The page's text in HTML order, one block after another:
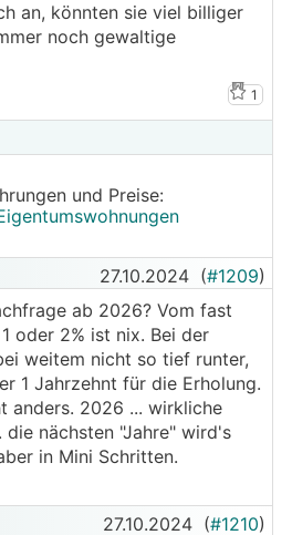
an, könnten sie viel billiger
noch gewaltige
1
und Preise:
27.10.2024 (#1209)
ab 2026? Vom fast
oder 2% ist nix. Bei der
weitem nicht so tief runter,
1 Jahrzehnt für die Erholung.
anders. 2026 ... wirkliche
die nächsten "Jahre" wird's
in Mini Schritten.
27.10.2024 (#1210)